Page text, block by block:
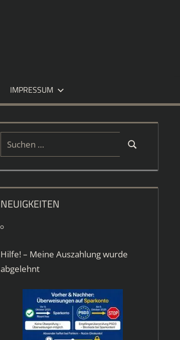
IMPRESSUM
Suchen
nach:
Suchen
NEUIGKEITEN
Hilfe! – Meine Auszahlung wurde
abgelehnt